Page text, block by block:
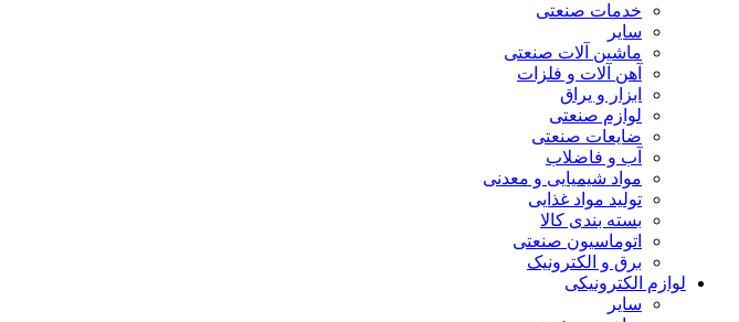
خدمات صنعتی
سایر
ماشین آلات صنعتی
آهن آلات و فلزات
ابزار و یراق
لوازم صنعتی
ضایعات صنعتی
آب و فاضلاب
مواد شیمیایی و معدنی
تولید مواد غذایی
بسته بندی کالا
اتوماسیون صنعتی
برق و الکترونیک
لوازم الکترونیکی
سایر